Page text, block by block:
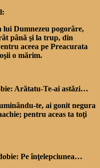
lui Dumnezeu pogorâre,
până şi la trup, din
aceea pe Preacurata
o mărim.
Arătatu-Te-ai astăzi…
te, ai gonit negura
pentru aceas ta toţi
Pe înţelepciunea…